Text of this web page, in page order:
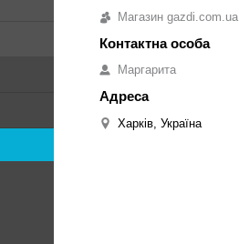
Магазин gazdi.com.ua
Маргарита
Харків, Україна